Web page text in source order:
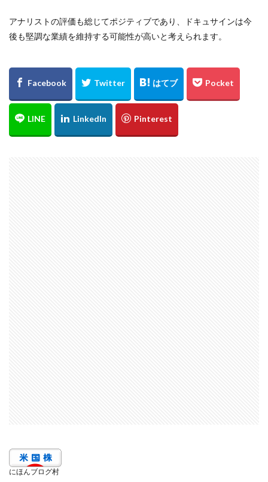
アナリストの評価も総じてポジティブであり、ドキュサインは今
後も堅調な業績を維持する可能性が高いと考えられます。
にほんブログ村